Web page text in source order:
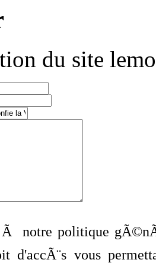
du site
notre politique
d'accÃ¨s vous